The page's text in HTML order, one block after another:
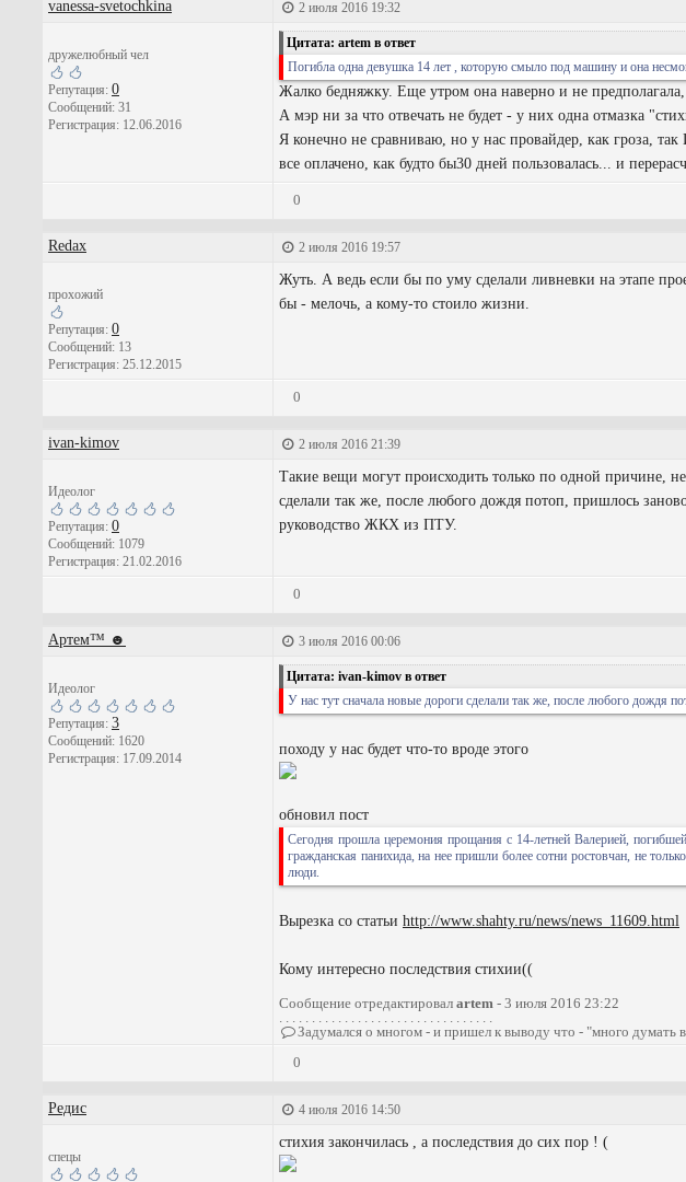
vanessa-svetochkina 2 июля 2016 19:32
дружелюбный чел
Репутация: 0
Сообщений: 31
Регистрация: 12.06.2016
Цитата: artem в ответ
Погибла одна девушка 14 лет , которую смыло под машину и она
Жалко бедняжку. Еще утром она наверно и не
А мэр ни за что отвечать не будет - у них одна отмазка
Я конечно не сравниваю, но у нас провайдер, как гроза,
все оплачено, как будто бы30 дней пользовалась... и
0
Redax 2 июля 2016 19:57
прохожий
Репутация: 0
Сообщений: 13
Регистрация: 25.12.2015
Жуть. А ведь если бы по уму сделали ливневки на этапе
бы - мелочь, а кому-то стоило жизни.
0
ivan-kimov 2 июля 2016 21:39
Идеолог
Репутация: 0
Сообщений: 1079
Регистрация: 21.02.2016
Такие вещи могут происходить только по одной причине,
сделали так же, после любого дождя потоп, пришлось
руководство ЖКХ из ПТУ.
0
Артем™ ☻ 3 июля 2016 00:06
Идеолог
Репутация: 3
Сообщений: 1620
Регистрация: 17.09.2014
Цитата: ivan-kimov в ответ
У нас тут сначала новые дороги сделали так же, после любого дождя
походу у нас будет что-то вроде этого
обновил пост
Сегодня прошла церемония прощания с 14-летней Валерией,
гражданская панихида, на нее пришли более сотни ростовчан, не
люди.
Вырезка со статьи http://www.shahty.ru/news/news_11609.html
Кому интересно последствия стихии((
Сообщение отредактировал artem - 3 июля 2016 23:22
. . . . . . . . . . . . . . . . . . . . . . . . . . . . . . . . .
Задумался о многом - и пришел к выводу что - "много думать
0
Редис 4 июля 2016 14:50
спецы
стихия закончилась , а последствия до сих пор ! (